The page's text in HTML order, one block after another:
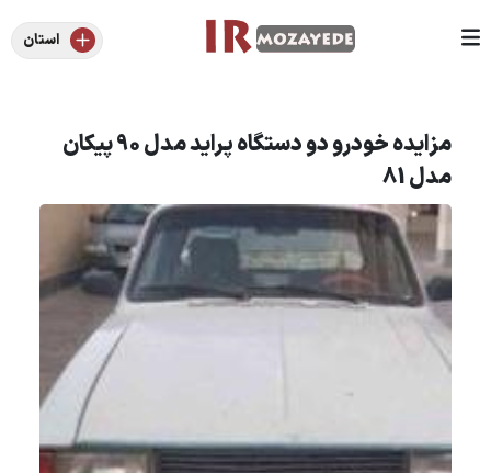
استان
مزایده خودرو دو دستگاه پراید مدل 90 پیکان
مدل 81